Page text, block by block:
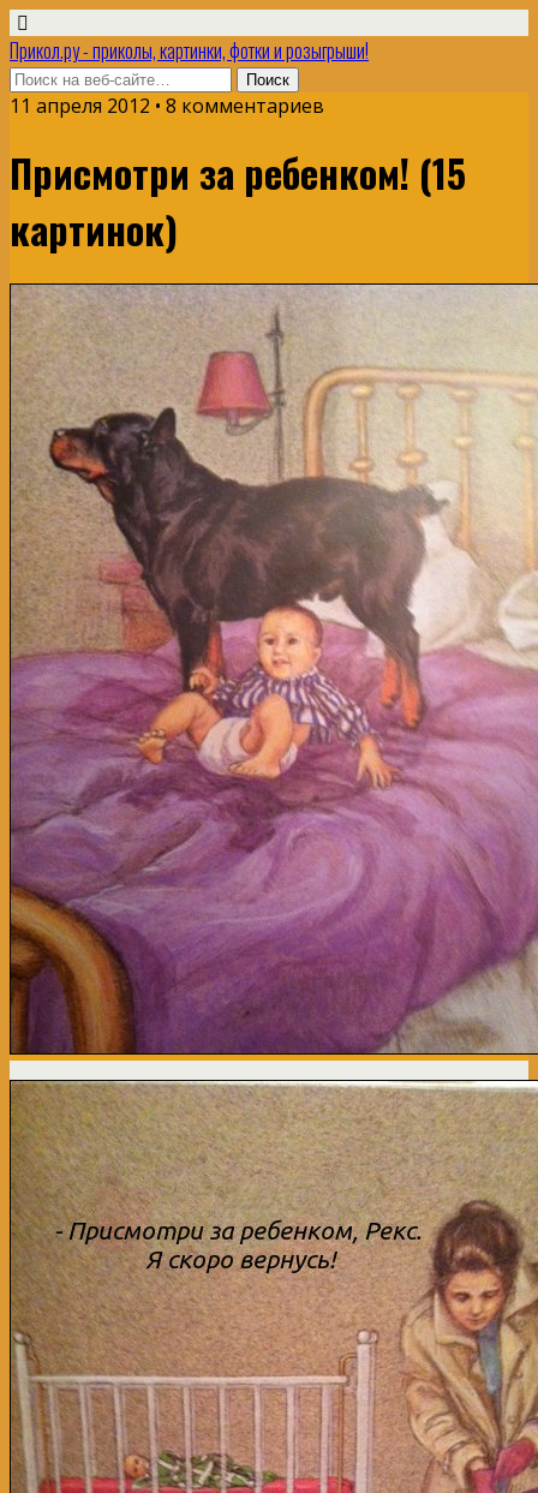
Прикол.ру - приколы, картинки, фотки и розыгрыши!
11 апреля 2012 • 8 комментариев
Присмотри за ребенком! (15
картинок)